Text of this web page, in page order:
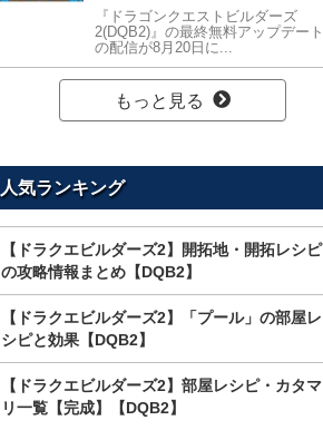
『ドラゴンクエストビルダーズ
2(DQB2)』の最終無料アップデート
の配信が8月20日に...
もっと見る
人気ランキング
【ドラクエビルダーズ2】開拓地・開拓レシピ
の攻略情報まとめ【DQB2】
【ドラクエビルダーズ2】「プール」の部屋レ
シピと効果【DQB2】
【ドラクエビルダーズ2】部屋レシピ・カタマ
リ一覧【完成】【DQB2】